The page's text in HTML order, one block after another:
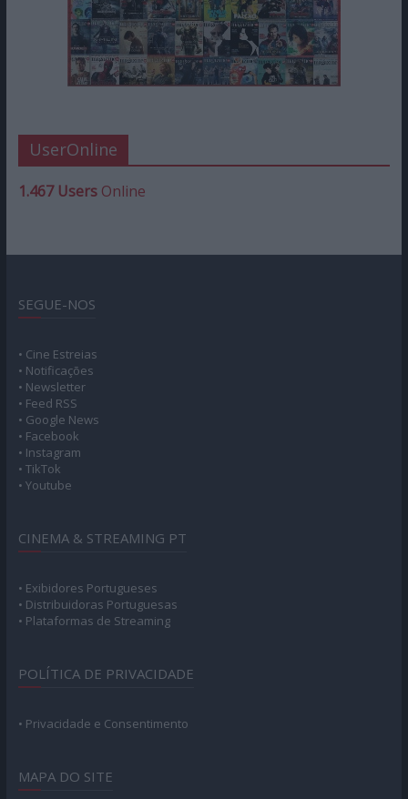
UserOnline
1.467 UsersOnline
SEGUE-NOS
• Cine Estreias
• Notificações
• Newsletter
• Feed RSS
• Google News
• Facebook
• Instagram
• TikTok
• Youtube
CINEMA & STREAMING PT
• Exibidores Portugueses
• Distribuidoras Portuguesas
• Plataformas de Streaming
POLÍTICA DE PRIVACIDADE
• Privacidade e Consentimento
MAPA DO SITE